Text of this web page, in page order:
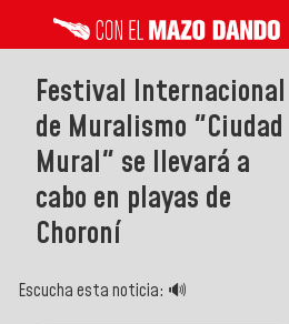
Festival Internacional
de Muralismo "Ciudad
Mural" se llevará a
cabo en playas de
Choroní
Escucha esta noticia: 🔊